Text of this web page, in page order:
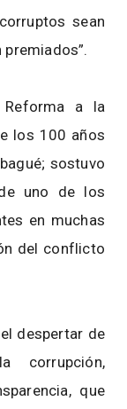
sean
a la
los 100 años
sostuvo
uno de los
en muchas
del conflicto
despertar de
corrupción,
que